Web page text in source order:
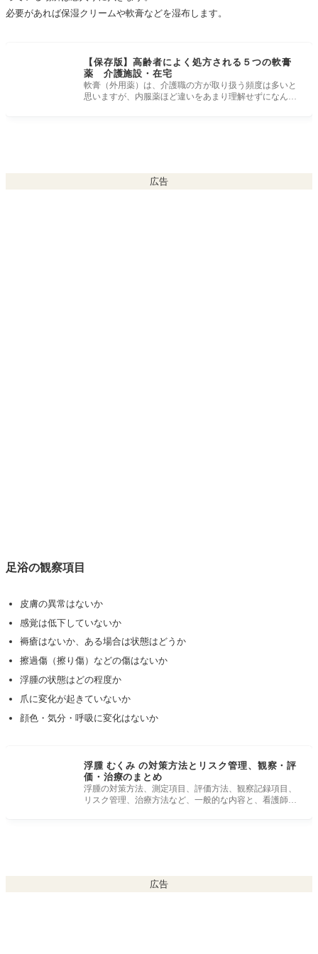
必要があれば保湿クリームや軟膏などを湿布します。
【保存版】高齢者によく処方される５つの軟膏
薬 介護施設・在宅
軟膏（外用薬）は、介護職の方が取り扱う頻度は多いと
思いますが、内服薬ほど違いをあまり理解せずになんと
広告
足浴の観察項目
皮膚の異常はないか
感覚は低下していないか
褥瘡はないか、ある場合は状態はどうか
擦過傷（擦り傷）などの傷はないか
浮腫の状態はどの程度か
爪に変化が起きていないか
顔色・気分・呼吸に変化はないか
浮腫 むくみ の対策方法とリスク管理、観察・評
価・治療のまとめ
浮腫の対策方法、測定項目、評価方法、観察記録項目、
リスク管理、治療方法など、一般的な内容と、看護師、
広告